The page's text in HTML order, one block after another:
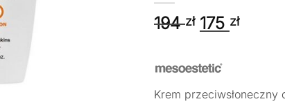
194zł Pierwotna
194 zł.
175 zł
Krem